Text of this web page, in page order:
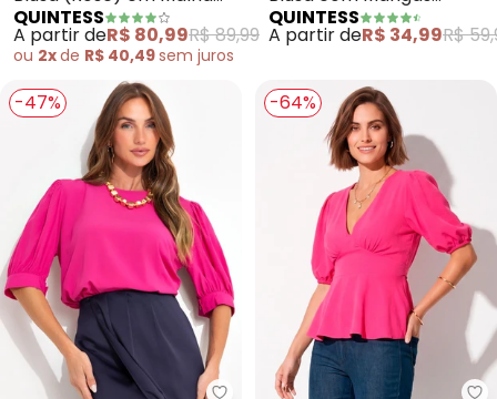
Laise
QUINTESS
A partir deR$ 80,99R$ 89,99
ou 2xde R$ 40,49sem juros
Curtas (Fucsia)
QUINTESS
A partir deR$ 34,99R$
-47% -64%